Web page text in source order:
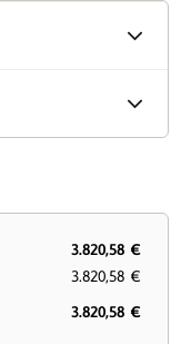
3.820,58 €
3.820,58 €
3.820,58 €